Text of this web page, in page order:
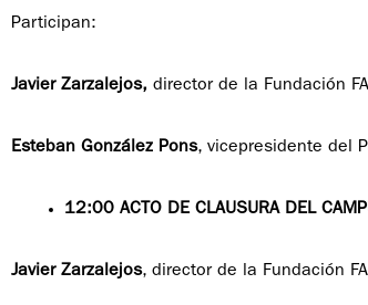
Participan:
Javier Zarzalejos, director de la Fundación
Esteban González Pons, vicepresidente del
12:00 ACTO DE CLAUSURA DEL
Javier Zarzalejos, director de la Fundación